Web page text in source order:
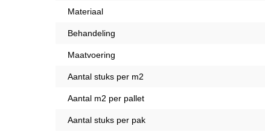
Materiaal
Behandeling
Maatvoering
Aantal stuks per m2
Aantal m2 per pallet
Aantal stuks per pak